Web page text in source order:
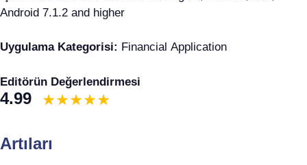
Android 7.1.2 and higher
Uygulama Kategorisi: Financial Application
Editörün Değerlendirmesi
4.99
Artıları